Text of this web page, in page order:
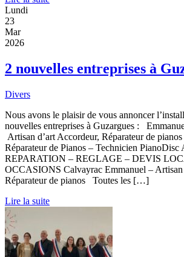
Lundi
23
Mar
2026
2 nouvelles entreprises à
Divers
Nous avons le plaisir de vous annoncer
nouvelles entreprises à Guzargues :
Artisan d’art Accordeur, Réparateur de
Réparateur de Pianos – Technicien
REPARATION – REGLAGE – DEVIS
OCCASIONS Calvayrac Emmanuel – Artisan
Réparateur de pianos Toutes les […]
Lire la suite